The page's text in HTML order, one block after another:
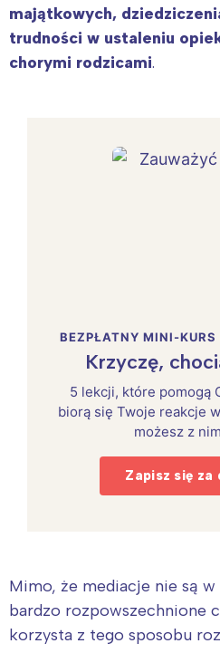
majątkowych,
trudności w ustaleniu
chorymi rodzicami.
BEZPŁATNY MINI-KURS
Krzyczę,
5 lekcji, które pomogą
biorą się Twoje reakcje
możesz z
Zapisz się za
Mimo, że mediacje nie są
bardzo rozpowszechnione
korzysta z tego sposobu